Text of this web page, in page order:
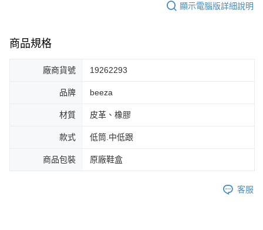
顯示電腦版詳細說明
商品規格
廠商貨號 19262293
品牌 beeza
材質 皮革、橡膠
款式 低筒.中低跟
商品包裝 原廠鞋盒
客服